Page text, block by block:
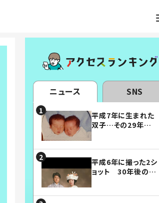
ニュース SNS
平成7年に生まれた
双子…その29年後
平成6年に撮った2シ
ョット 30年後の姿